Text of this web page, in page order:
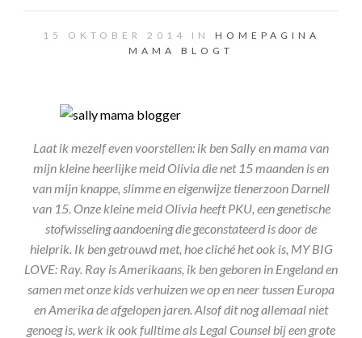
15 OKTOBER 2014 IN HOMEPAGINA
MAMA BLOGT
Laat ik mezelf even voorstellen: ik ben Sally en mama van
mijn kleine heerlijke meid Olivia die net 15 maanden is en
van mijn knappe, slimme en eigenwijze tienerzoon Darnell
van 15. Onze kleine meid Olivia heeft PKU, een genetische
stofwisseling aandoening die geconstateerd is door de
hielprik. Ik ben getrouwd met, hoe cliché het ook is, MY BIG
LOVE: Ray. Ray is Amerikaans, ik ben geboren in Engeland en
samen met onze kids verhuizen we op en neer tussen Europa
en Amerika de afgelopen jaren. Alsof dit nog allemaal niet
genoeg is, werk ik ook fulltime als Legal Counsel bij een grote